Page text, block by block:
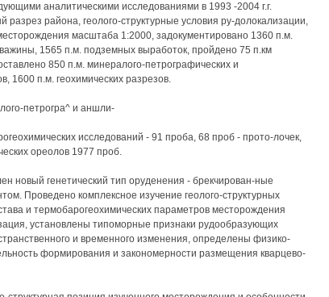
аналитическими исследованиями в 1993 -2004 г.г.
разрез района, геолого-структурные условия ру-долокализации,
масштаба 1:2000, задокументировано 1360 п.м.
1565 п.м. подземных выработок, пройдено 75 п.км
850 п.м. минералого-петрографических и
1600 п.м. геохимических разрезов.
петрогра^ и аншли-
исследований - 91 проба, 68 проб - прото-лочек,
ореолов 1977 проб.
новый генетический тип оруденения - брекчирован-ные
Проведено комплексное изучение геолого-структурных
и термобарогеохимических параметров месторождения
установлены типоморные признаки рудообразующих
и временного изменения, определены физико-
формирования и закономерности размещения кварцево-